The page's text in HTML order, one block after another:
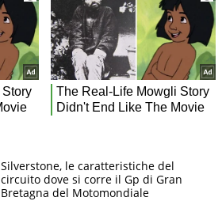
Silverstone, le caratteristiche del
circuito dove si corre il Gp di Gran
Bretagna del Motomondiale